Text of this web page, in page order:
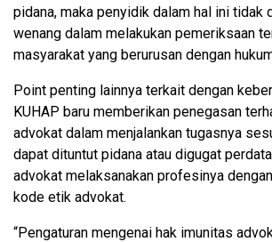
pidana, maka penyidik dalam hal ini tidak
wenang dalam melakukan pemeriksaan
masyarakat yang berurusan dengan
Point penting lainnya terkait dengan
KUHAP baru memberikan penegasan
advokat dalam menjalankan tugasnya
dapat dituntut pidana atau digugat
advokat melaksanakan profesinya
kode etik advokat.
“Pengaturan mengenai hak imunitas